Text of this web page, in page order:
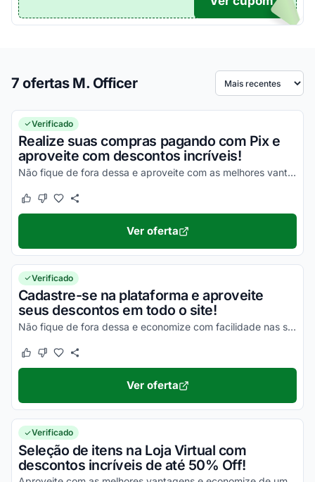
7 ofertas M. Officer Ordenar por
Verificado
Realize suas compras pagando com Pix e
aproveite com descontos incríveis!
Não fique de fora dessa e aproveite com as melhores vantagens agora mesmo!
Este cupom funcionou
Este cupom não funcionou
Ver oferta
Verificado
Cadastre-se na plataforma e aproveite
seus descontos em todo o site!
Não fique de fora dessa e economize com facilidade nas suas compras!
Este cupom funcionou
Este cupom não funcionou
Ver oferta
Verificado
Seleção de itens na Loja Virtual com
descontos incríveis de até 50% Off!